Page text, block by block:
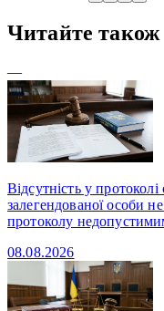
Читайте також
—
Відсутність у
залегендованої особи
протоколу
08.08.2026